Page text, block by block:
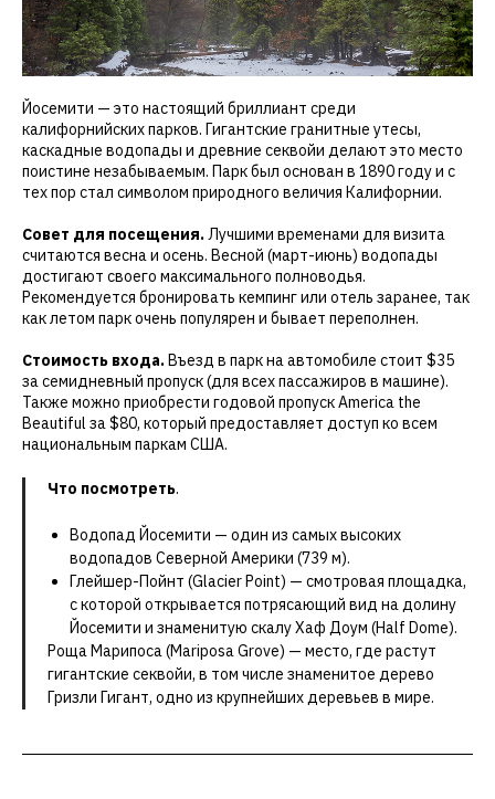
Йосемити — это настоящий бриллиант среди
калифорнийских парков. Гигантские гранитные утесы,
каскадные водопады и древние секвойи делают это место
поистине незабываемым. Парк был основан в 1890 году и с
тех пор стал символом природного величия Калифорнии.
Совет для посещения. Лучшими временами для визита
считаются весна и осень. Весной (март-июнь) водопады
достигают своего максимального полноводья.
Рекомендуется бронировать кемпинг или отель заранее, так
как летом парк очень популярен и бывает переполнен.
Стоимость входа.Въезд в парк на автомобиле стоит $35
за семидневный пропуск (для всех пассажиров в машине).
Также можно приобрести годовой пропуск America the
Beautiful за $80, который предоставляет доступ ко всем
национальным паркам США.
Что посмотреть.
Водопад Йосемити — один из самых высоких
водопадов Северной Америки (739 м).
Глейшер-Пойнт (Glacier Point) — смотровая площадка,
с которой открывается потрясающий вид на долину
Йосемити и знаменитую скалу Хаф Доум (Half Dome).
Роща Марипоса (Mariposa Grove) — место, где растут
гигантские секвойи, в том числе знаменитое дерево
Гризли Гигант, одно из крупнейших деревьев в мире.